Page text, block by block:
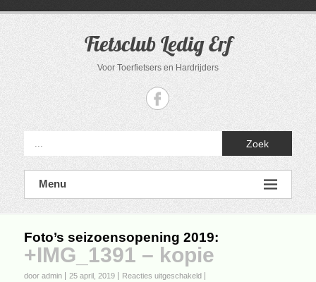
Fietsclub Ledig Erf
Voor Toerfietsers en Hardrijders
Zoek
Menu
Foto’s seizoensopening 2019:
+IMG_1391 – kopie
door admin 25 april, 2019 Reacties uitgeschakeldvoor